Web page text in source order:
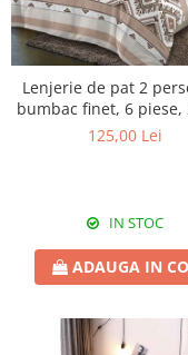
Lenjerie de pat 2
bumbac finet, 6 piese,
SP1053
125,00 Lei
IN STOC
ADAUGA IN